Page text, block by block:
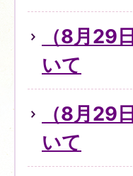
（8月29
いて
（8月29
いて